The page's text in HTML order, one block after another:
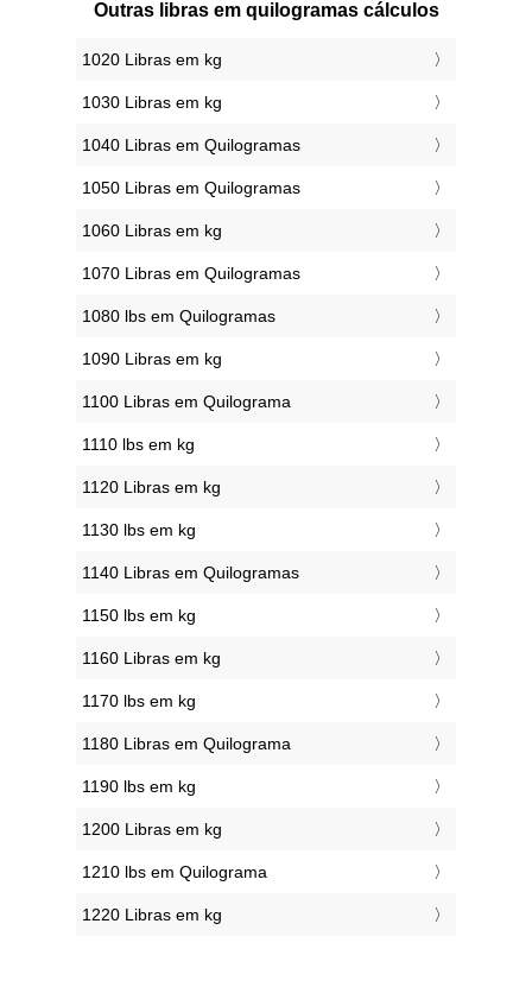
Outras libras em quilogramas cálculos
1020 Libras em kg
1030 Libras em kg
1040 Libras em Quilogramas
1050 Libras em Quilogramas
1060 Libras em kg
1070 Libras em Quilogramas
1080 lbs em Quilogramas
1090 Libras em kg
1100 Libras em Quilograma
1110 lbs em kg
1120 Libras em kg
1130 lbs em kg
1140 Libras em Quilogramas
1150 lbs em kg
1160 Libras em kg
1170 lbs em kg
1180 Libras em Quilograma
1190 lbs em kg
1200 Libras em kg
1210 lbs em Quilograma
1220 Libras em kg